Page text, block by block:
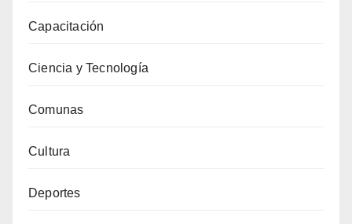
Capacitación
Ciencia y Tecnología
Comunas
Cultura
Deportes